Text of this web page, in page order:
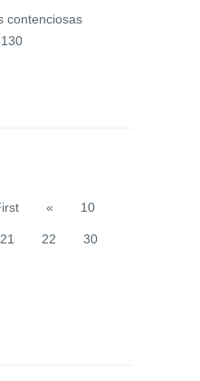
contenciosas
« 10
21 22 30